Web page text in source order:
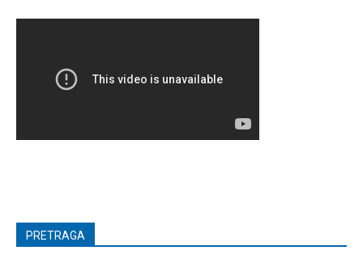
PRETRAGA